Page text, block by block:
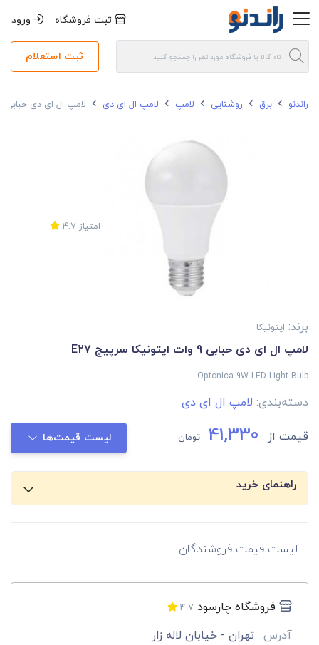
ثبت فروشگاه ورود
ثبت استعلام
راندنو برق روشنایی لامپ لامپ ال ای دی لامپ ال ای دی حبابی 9 وات اپتونیکا سرپیچ E27
امتیاز 4.7
برند: اپتونیکا
لامپ ال ای دی حبابی 9 وات اپتونیکا سرپیچ E27
Optonica 9W LED Light Bulb
دسته‌بندی: لامپ ال ای دی
قیمت از 41,330 تومان لیست قیمت‌ها
راهنمای خرید
لیست قیمت فروشندگان
فروشگاه چارسود 4.7
آدرس تهران - خیابان لاله زار